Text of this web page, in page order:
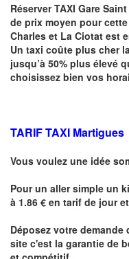
RéserverTAXI Gare
de prix moyen pour
Charles et La Ciotat est
Un taxi coûte plus cher
jusqu’à 50% plus élevé
choisissez bien vos
TARIF TAXI Martigues
Vous voulez une idée
Pour un aller simple un
à 1.86 € en tarif de jour
Déposez votre demande
site c'est la garantie de